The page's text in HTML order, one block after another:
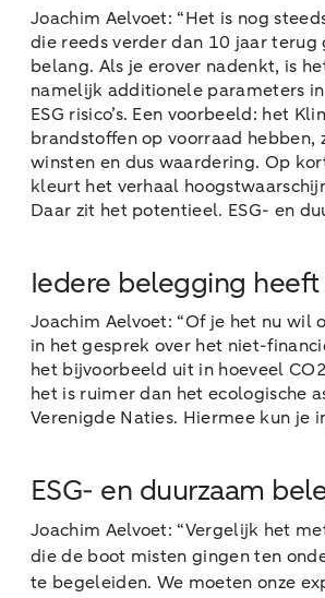
Joachim Aelvoet: “Het is nog
die reeds verder dan 10 jaar
belang. Als je erover nadenkt, is
namelijk additionele parameters
ESG risico’s. Een voorbeeld: het
brandstoffen op voorraad
winsten en dus waardering. Op
kleurt het verhaal
Daar zit het potentieel. ESG- en
Iedere belegging
Joachim Aelvoet: “Of je het nu
in het gesprek over het niet-
het bijvoorbeeld uit in hoeveel
het is ruimer dan het ecologische
Verenigde Naties. Hiermee kun je
ESG- en duurzaam
Joachim Aelvoet: “Vergelijk het
die de boot misten gingen ten
te begeleiden. We moeten onze